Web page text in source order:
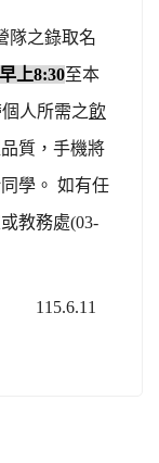
隊之錄取名
上8:30至本
人所需之飲
質，手機將
學。 如有任
教務處(03-